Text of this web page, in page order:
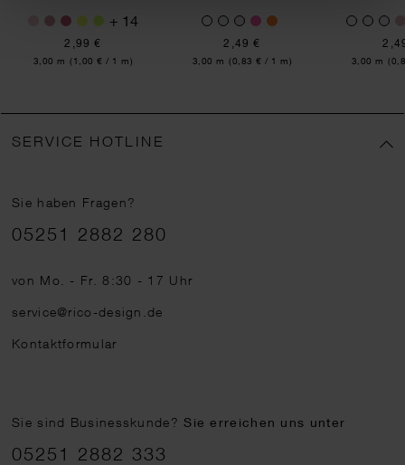
+ 14
2,99 €
Inhalt:
3,00 m (1,00 € / 1 m)
2,49 €
Inhalt:
3,00 m (0,83 € / 1 m) Inhalt:
3,00 m
SERVICE HOTLINE
Sie haben Fragen?
Telefonnummer
05251 2882 280
von Mo. - Fr. 8:30 - 17 Uhr
service@rico-design.de
Kontaktformular
Sie sind Businesskunde?Sie erreichen uns unter
05251 2882 333